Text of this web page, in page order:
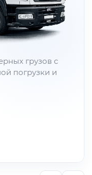
грузов с
погрузки и